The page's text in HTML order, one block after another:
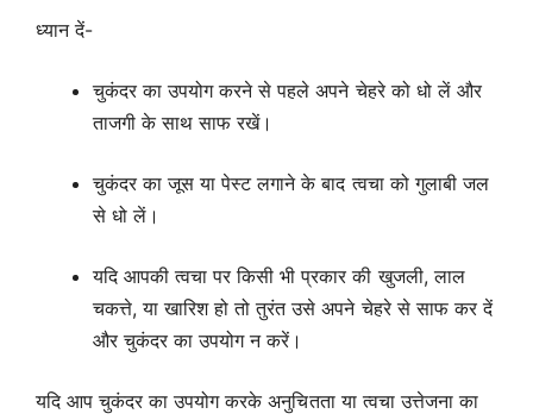
ध्यान दें-
चुकंदर का उपयोग करने से पहले अपने चेहरे को धो लें और
ताजगी के साथ साफ रखें।
चुकंदर का जूस या पेस्ट लगाने के बाद त्वचा को गुलाबी जल
से धो लें।
यदि आपकी त्वचा पर किसी भी प्रकार की खुजली, लाल
चकत्ते, या खारिश हो तो तुरंत उसे अपने चेहरे से साफ कर दें
और चुकंदर का उपयोग न करें।
यदि आप चुकंदर का उपयोग करके अनुचितता या त्वचा उत्तेजना का